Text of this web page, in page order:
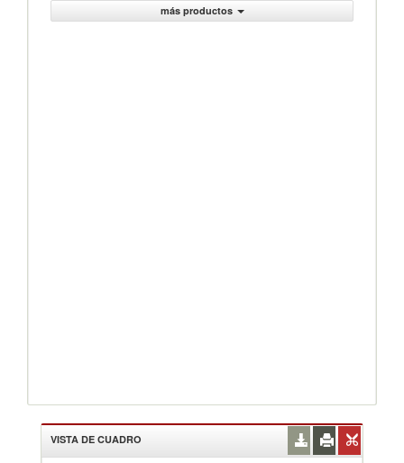
más productos
VISTA DE CUADRO